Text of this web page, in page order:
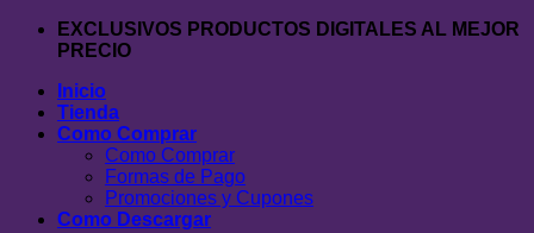
Saltar
EXCLUSIVOS PRODUCTOS DIGITALES AL MEJOR
PRECIO
Inicio
Tienda
Como Comprar
Como Comprar
Formas de Pago
Promociones y Cupones
Como Descargar